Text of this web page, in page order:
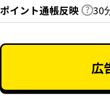
ポイント通帳反映
30
広